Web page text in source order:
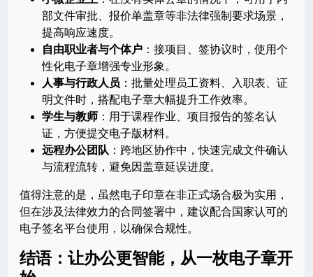
部文件审批、报价单盖章等非法律强制要求场景，
提高响应速度。
自由职业者与个体户 ：接项目、签协议时，使用个
性化电子章增强专业形象。
人事与行政人员 ：批量处理员工资料、入职表、证
明文件时，搭配电子章大幅提升工作效率。
学生与教师 ：用于课程作业、项目报告的签名认
证，方便提交电子版材料。
远程办公团队 ：跨地区协作中，快速完成文件确认
与流程流转，避免因盖章延误进度。
值得注意的是，虽然电子印章在非正式场合极为实用，
但在涉及法律效力的合同签署中，建议配合国家认可的
电子签名平台使用，以确保合规性。
结语：让办公更智能，从一枚电子章开